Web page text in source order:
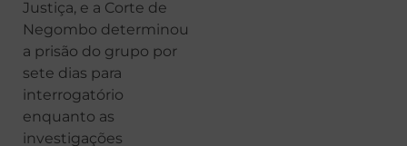
Justiça, e a Corte de
Negombo determinou
a prisão do grupo por
sete dias para
interrogatório
enquanto as
investigações